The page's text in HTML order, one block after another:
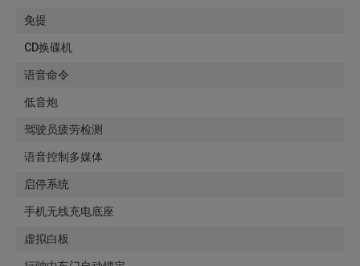
免提
CD换碟机
语音命令
低音炮
驾驶员疲劳检测
语音控制多媒体
启停系统
手机无线充电底座
虚拟白板